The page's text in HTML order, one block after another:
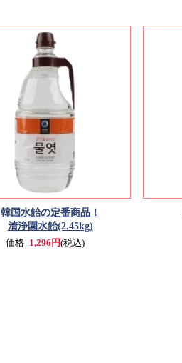
韓国水飴の定番商品！
清浄園水飴(2.45kg)
価格 1,296円(税込)